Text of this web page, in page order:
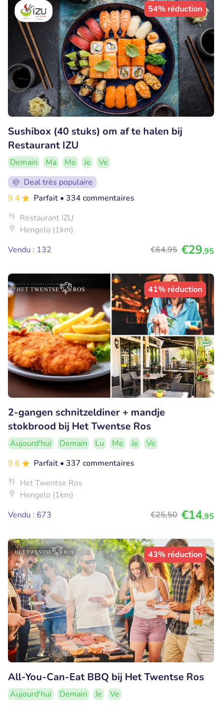
54% réduction
Sushibox (40 stuks) om af te halen bij
Restaurant IZU
Demain Ma Me Je
Ve
Deal très populaire
9.4
Parfait • 334 commentaires
Restaurant IZU
Hengelo (1km)
Vendu : 132
€64,95 €29,95
41% réduction
2-gangen schnitzeldiner + mandje
stokbrood bij Het Twentse Ros
Aujourd'hui Demain Lu Me Je
Ve
9.6
Parfait • 337 commentaires
Het Twentse Ros
Hengelo (1km)
Vendu : 673
€25,50 €14,95
43% réduction
All-You-Can-Eat BBQ bij Het Twentse Ros
Aujourd'hui Demain Je
Ve